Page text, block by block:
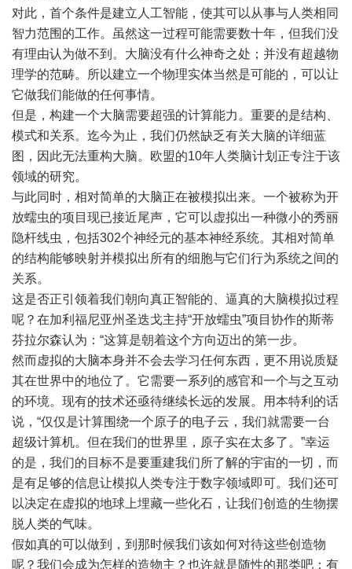
对此，首个条件是建立人工智能，使其可以从事与人类相同
智力范围的工作。虽然这一过程可能需要数十年，但我们没
有理由认为做不到。大脑没有什么神奇之处；并没有超越物
理学的范畴。所以建立一个物理实体当然是可能的，可以让
它做我们能做的任何事情。
但是，构建一个大脑需要超强的计算能力。重要的是结构、
模式和关系。迄今为止，我们仍然缺乏有关大脑的详细蓝
图，因此无法重构大脑。欧盟的10年人类脑计划正专注于该
领域的研究。
与此同时，相对简单的大脑正在被模拟出来。一个被称为开
放蠕虫的项目现已接近尾声，它可以虚拟出一种微小的秀丽
隐杆线虫，包括302个神经元的基本神经系统。其相对简单
的结构能够映射并模拟出所有的细胞与它们行为系统之间的
关系。
这是否正引领着我们朝向真正智能的、逼真的大脑模拟过程
呢？在加利福尼亚州圣迭戈主持“开放蠕虫”项目协作的斯蒂
芬拉尔森认为：“这算是朝着这个方向迈出的第一步。
然而虚拟的大脑本身并不会去学习任何东西，更不用说质疑
其在世界中的地位了。它需要一系列的感官和一个与之互动
的环境。现有的技术还亟待继续长远的发展。用本特利的话
说，“仅仅是计算围绕一个原子的电子云，我们就需要一台
超级计算机。但在我们的世界里，原子实在太多了。”幸运
的是，我们的目标不是要重建我们所了解的宇宙的一切，而
是有足够的信息让模拟人类专注于数字领域即可。我们还可
以决定在虚拟的地球上埋藏一些化石，让我们创造的生物摆
脱人类的气味。
假如真的可以做到，到那时候我们该如何对待这些创造物
呢？我们会成为怎样的造物主？也许就是随性的那类吧：有